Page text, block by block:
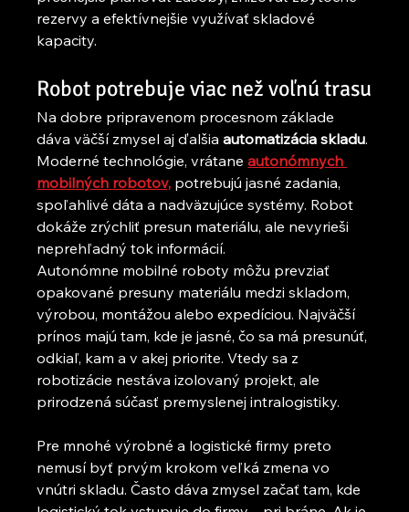
rezervy a efektívnejšie využívať skladové
kapacity.
Robot potrebuje viac než voľnú trasu
Na dobre pripravenom procesnom základe
dáva väčší zmysel aj ďalšia automatizácia skladu.
Moderné technológie, vrátane autonómnych
mobilných robotov, potrebujú jasné zadania,
spoľahlivé dáta a nadväzujúce systémy. Robot
dokáže zrýchliť presun materiálu, ale nevyrieši
neprehľadný tok informácií.
Autonómne mobilné roboty môžu prevziať
opakované presuny materiálu medzi skladom,
výrobou, montážou alebo expedíciou. Najväčší
prínos majú tam, kde je jasné, čo sa má presunúť,
odkiaľ, kam a v akej priorite. Vtedy sa z
robotizácie nestáva izolovaný projekt, ale
prirodzená súčasť premyslenej intralogistiky.
Pre mnohé výrobné a logistické firmy preto
nemusí byť prvým krokom veľká zmena vo
vnútri skladu. Často dáva zmysel začať tam, kde